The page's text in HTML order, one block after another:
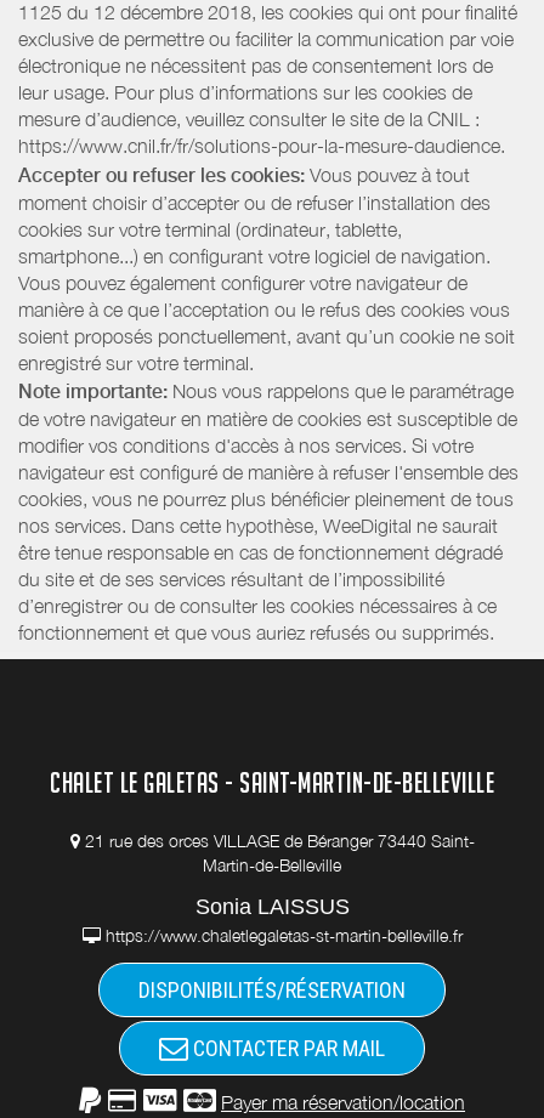
1125 du 12 décembre 2018, les cookies qui ont pour finalité
exclusive de permettre ou faciliter la communication par voie
électronique ne nécessitent pas de consentement lors de
leur usage. Pour plus d’informations sur les cookies de
mesure d’audience, veuillez consulter le site de la CNIL :
https://www.cnil.fr/fr/solutions-pour-la-mesure-daudience.
Accepter ou refuser les cookies: Vous pouvez à tout
moment choisir d’accepter ou de refuser l’installation des
cookies sur votre terminal (ordinateur, tablette,
smartphone...) en configurant votre logiciel de navigation.
Vous pouvez également configurer votre navigateur de
manière à ce que l’acceptation ou le refus des cookies vous
soient proposés ponctuellement, avant qu’un cookie ne soit
enregistré sur votre terminal.
Note importante: Nous vous rappelons que le paramétrage
de votre navigateur en matière de cookies est susceptible de
modifier vos conditions d'accès à nos services. Si votre
navigateur est configuré de manière à refuser l'ensemble des
cookies, vous ne pourrez plus bénéficier pleinement de tous
nos services. Dans cette hypothèse, WeeDigital ne saurait
être tenue responsable en cas de fonctionnement dégradé
du site et de ses services résultant de l’impossibilité
d’enregistrer ou de consulter les cookies nécessaires à ce
fonctionnement et que vous auriez refusés ou supprimés.
CHALET LE GALETAS - SAINT-MARTIN-DE-BELLEVILLE
21 rue des orces VILLAGE de Béranger 73440 Saint-
Martin-de-Belleville
Sonia LAISSUS
https://www.chaletlegaletas-st-martin-belleville.fr
DISPONIBILITÉS/RÉSERVATION
CONTACTER PAR MAIL
Payer ma réservation/location